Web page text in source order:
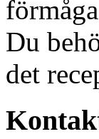
Du
det